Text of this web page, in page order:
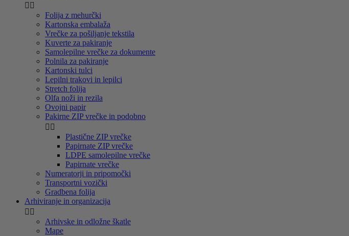
 
Folija z mehurčki
Kartonska embalaža
Vrečke za pošiljanje tekstila
Kuverte za pakiranje
Samolepilne vrečke za dokumente
Polnila za pakiranje
Kartonski tulci
Lepilni trakovi in lepilci
Stretch folija
Olfa noži in rezila
Ovojni papir
Pakirne ZIP vrečke in podobno
 
Plastične ZIP vrečke
Papirnate ZIP vrečke
LDPE samolepilne vrečke
Papirnate vrečke
Numeratorji in pripomočki
Transportni vozički
Gradbena folija
Arhiviranje in organizacija
 
Arhivske in odložne škatle
Mape